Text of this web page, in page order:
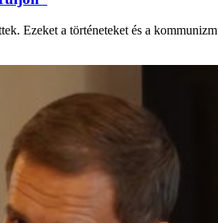
Ezeket a történeteket és a